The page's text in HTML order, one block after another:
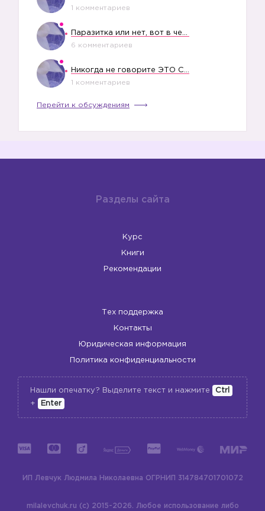
➖
1 комментариев
6 комментариев
1 комментариев
Перейти к обсуждениям
Разделы сайта
Курс
Книги
Рекомендации
Тех поддержка
Контакты
Юридическая информация
Политика конфиденциальности
Нашли опечатку? Выделите текст и нажмите
Ctrl
+
Enter
ИП Левчук Людмила Николаевна ОГРНИП 314784701701072
milalevchuk.ru (c) 2015-2026. Любое использование либо